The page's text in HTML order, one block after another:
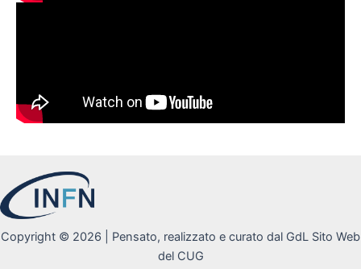
Copyright © 2026 | Pensato, realizzato e curato dal GdL Sito Web
del CUG